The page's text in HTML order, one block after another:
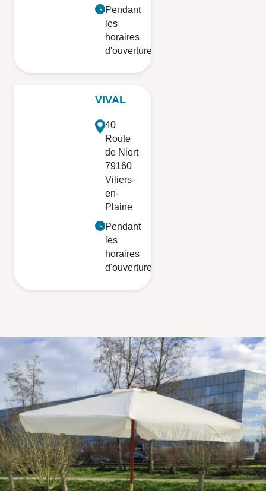
Pendant
les
horaires
d'ouverture
VIVAL
40
Route
de Niort
79160
Viliers-
en-
Plaine
Pendant
les
horaires
d'ouverture